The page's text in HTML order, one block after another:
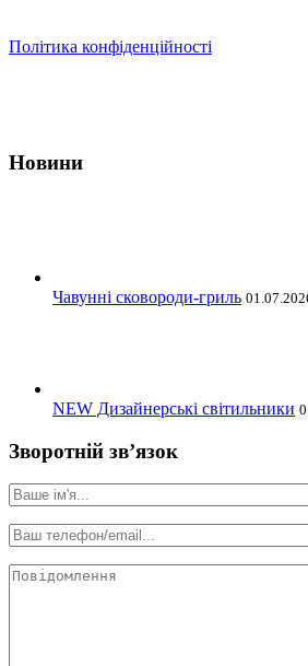
Політика конфіденційності
Новини
Чавунні сковороди-гриль
NEW Дизайнерські світильники
Зворотній зв’язок